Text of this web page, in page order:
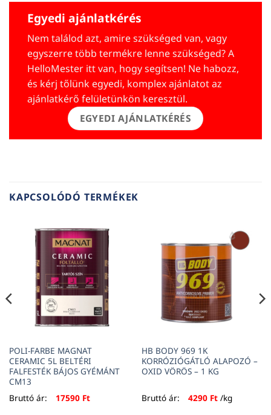
Egyedi ajánlatkérés
Nem találod azt, amire szükséged van, vagy
egyszerre több termékre lenne szükséged? A
HelloMester itt van, hogy segítsen! Ne habozz,
és kérj tőlünk egyedi, komplex ajánlatot az
ajánlatkérő felületünkön keresztül.
EGYEDI AJÁNLATKÉRÉS
KAPCSOLÓDÓ TERMÉKEK
POLI-FARBE MAGNAT
CERAMIC 5L BELTÉRI
FALFESTÉK BÁJOS GYÉMÁNT
CM13
Bruttó ár:
17590 Ft
HB BODY 969 1K
KORRÓZIÓGÁTLÓ ALAPOZÓ –
OXID VÖRÖS – 1 KG
Bruttó ár: 4290 Ft/kg